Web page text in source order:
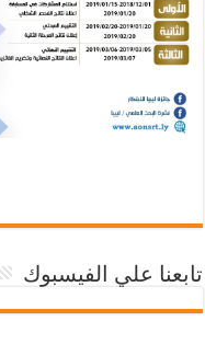
تابعنا علي الفيسبوك